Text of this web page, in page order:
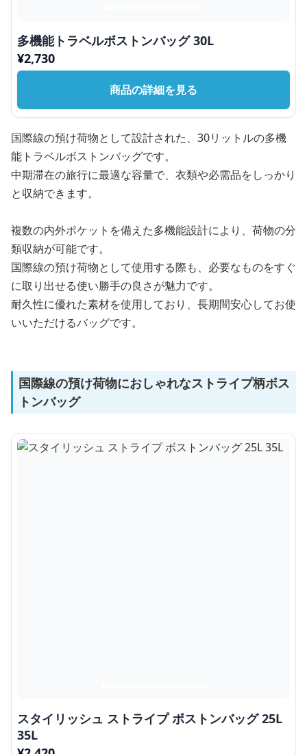
多機能トラベルボストンバッグ 30L
¥2,730
商品の詳細を見る
国際線の預け荷物として設計された、30リットルの多機
能トラベルボストンバッグです。
中期滞在の旅行に最適な容量で、衣類や必需品をしっかり
と収納できます。
複数の内外ポケットを備えた多機能設計により、荷物の分
類収納が可能です。
国際線の預け荷物として使用する際も、必要なものをすぐ
に取り出せる使い勝手の良さが魅力です。
耐久性に優れた素材を使用しており、長期間安心してお使
いいただけるバッグです。
国際線の預け荷物におしゃれなストライプ柄ボス
トンバッグ
スタイリッシュ ストライプ ボストンバッグ 25L
35L